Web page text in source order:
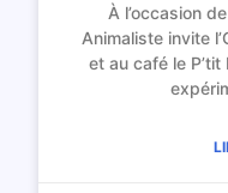
À l’occasion
Animaliste invite
et au café le